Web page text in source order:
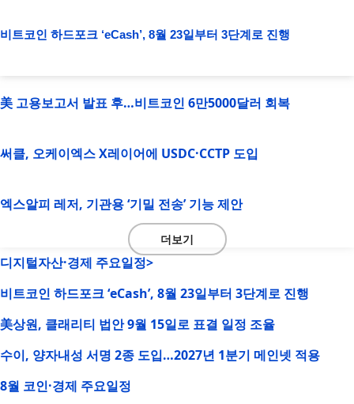
비트코인 하드포크 ‘eCash’, 8월 23일부터 3단계로 진행
美 고용보고서 발표 후…비트코인 6만5000달러 회복
써클, 오케이엑스 X레이어에 USDC·CCTP 도입
엑스알피 레저, 기관용 ‘기밀 전송’ 기능 제안
더보기
디지털자산·경제 주요일정>
비트코인 하드포크 ‘eCash’, 8월 23일부터 3단계로 진행
美상원, 클래리티 법안 9월 15일로 표결 일정 조율
수이, 양자내성 서명 2종 도입…2027년 1분기 메인넷 적용
8월 코인·경제 주요일정